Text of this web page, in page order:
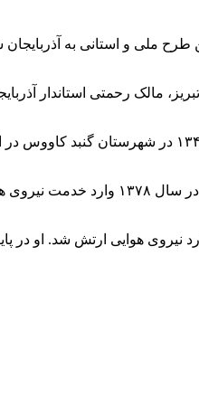
و افتتاح چندین طرح ملی و استانی به
مالک رحمتی استاندار
امیر سرتیپ دوم خلبان سید طاهر مصطفوی خلبان اصلی پرواز رئیس‌جمهور با تخصص خلبانی بالگرد ۲۱۴ با
امیر سرتیپ دوم خلبان محسن دریانوش کمک خلبان پرواز رئیس‌جمهور است که ۲۲ مهر
فنی بهروز قدیمی با تخصص الکترومکانیک، ۱۰ آذر ماه سال ۵۸ شهرستان ابهر در استان زنجان چشم به جهان